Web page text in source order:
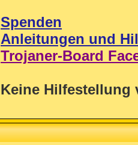
Spenden
Anleitungen und
Trojaner-Board
Keine Hilfestellung